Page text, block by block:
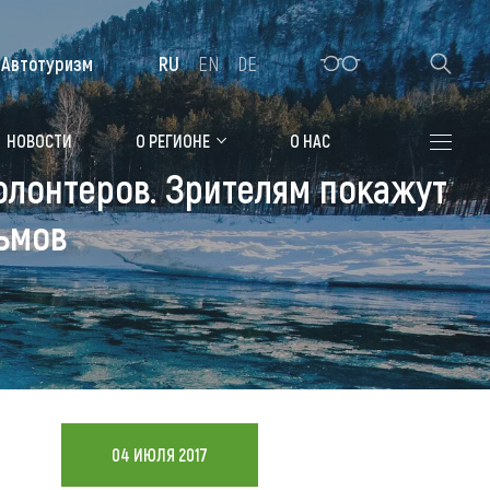
Алтайская зимовка
Где остановиться
Санатории
Гостиницы, отели
Коттеджи, базы
Сельские усадьбы
Мотели, придорожные отели
НОВОСТИ О РЕГИОНЕ О НАС
Автотуризм RU EN DE
Зрителям покажут
04 ИЮЛЯ 2017